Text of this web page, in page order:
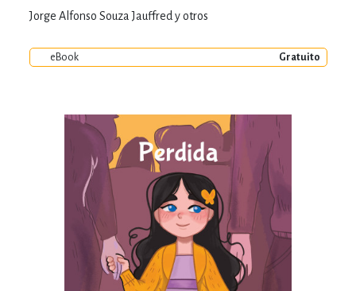
Jorge Alfonso Souza Jauffred y otros
eBook Gratuito